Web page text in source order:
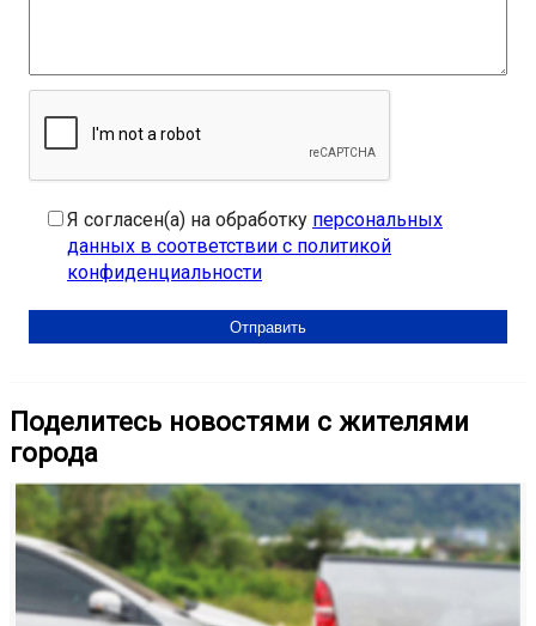
Я согласен(а) на обработку персональных
данных в соответствии с политикой
конфиденциальности
Поделитесь новостями с жителями
города